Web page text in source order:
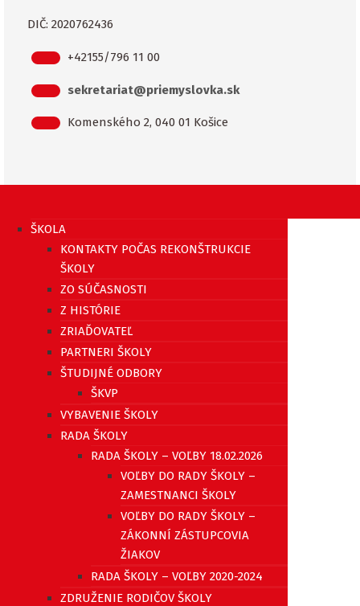
DIČ: 2020762436
+42155/796 11 00
sekretariat@priemyslovka.sk
Komenského 2, 040 01 Košice
ŠKOLA
KONTAKTY POČAS REKONŠTRUKCIE
ŠKOLY
ZO SÚČASNOSTI
Z HISTÓRIE
ZRIAĎOVATEĽ
PARTNERI ŠKOLY
ŠTUDIJNÉ ODBORY
ŠKVP
VYBAVENIE ŠKOLY
RADA ŠKOLY
RADA ŠKOLY – VOĽBY 18.02.2026
VOĽBY DO RADY ŠKOLY –
ZAMESTNANCI ŠKOLY
VOĽBY DO RADY ŠKOLY –
ZÁKONNÍ ZÁSTUPCOVIA
ŽIAKOV
RADA ŠKOLY – VOĽBY 2020-2024
ZDRUŽENIE RODIČOV ŠKOLY